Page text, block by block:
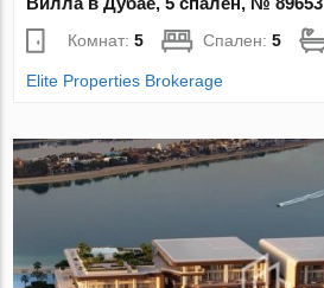
Комнат:5 Спален:5
Elite Properties Brokerage